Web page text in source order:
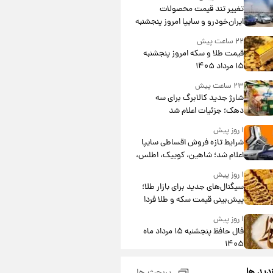
تغییر تند قیمت محصولات
ایران‌خودرو و سایپا امروز پنجشنبه
۲۲ ساعت پیش
قیمت طلا و سکه امروز پنجشنبه
۱۵ مرداد ۱۴۰۵
۲۳ ساعت پیش
شارژ جدید کالابرگ برای سه
دهک؛ جزئیات اعلام شد
۱ روز پیش
شرایط تازه فروش اقساطی سایپا
اعلام شد؛ شاهین، کوییک، اطلس،
سهند و ساینا با اقساط بلندمدت +
جدول۱ روز پیش
سیگنال‌های جدید برای بازار طلا؛
پیش‌بینی قیمت سکه و طلا فردا
۱ روز پیش
فال حافظ پنجشنبه ۱۵ مرداد ماه
۱۴۰۵